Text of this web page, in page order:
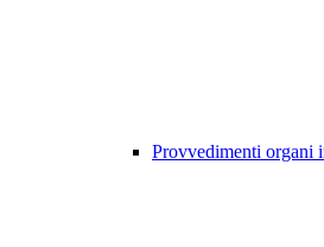
Provvedimenti organi